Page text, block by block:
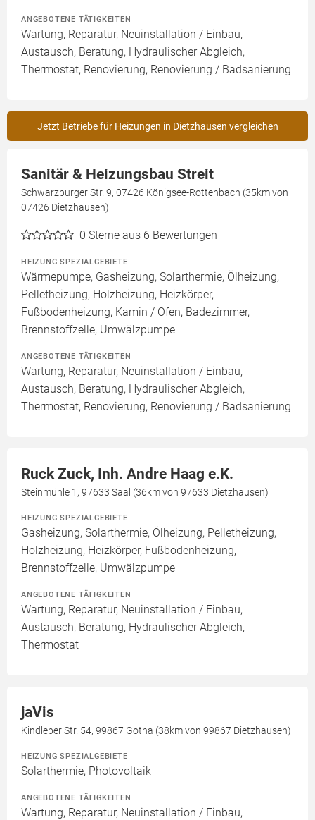
ANGEBOTENE TÄTIGKEITEN
Wartung, Reparatur, Neuinstallation / Einbau,
Austausch, Beratung, Hydraulischer Abgleich,
Thermostat, Renovierung, Renovierung / Badsanierung
Jetzt Betriebe für Heizungen in Dietzhausen vergleichen
Sanitär & Heizungsbau Streit
Schwarzburger Str. 9, 07426 Königsee-Rottenbach (35km von
07426 Dietzhausen)
0 Sterne aus 6 Bewertungen
HEIZUNG SPEZIALGEBIETE
Wärmepumpe, Gasheizung, Solarthermie, Ölheizung,
Pelletheizung, Holzheizung, Heizkörper,
Fußbodenheizung, Kamin / Ofen, Badezimmer,
Brennstoffzelle, Umwälzpumpe
ANGEBOTENE TÄTIGKEITEN
Wartung, Reparatur, Neuinstallation / Einbau,
Austausch, Beratung, Hydraulischer Abgleich,
Thermostat, Renovierung, Renovierung / Badsanierung
Ruck Zuck, Inh. Andre Haag e.K.
Steinmühle 1, 97633 Saal (36km von 97633 Dietzhausen)
HEIZUNG SPEZIALGEBIETE
Gasheizung, Solarthermie, Ölheizung, Pelletheizung,
Holzheizung, Heizkörper, Fußbodenheizung,
Brennstoffzelle, Umwälzpumpe
ANGEBOTENE TÄTIGKEITEN
Wartung, Reparatur, Neuinstallation / Einbau,
Austausch, Beratung, Hydraulischer Abgleich,
Thermostat
jaVis
Kindleber Str. 54, 99867 Gotha (38km von 99867 Dietzhausen)
HEIZUNG SPEZIALGEBIETE
Solarthermie, Photovoltaik
ANGEBOTENE TÄTIGKEITEN
Wartung, Reparatur, Neuinstallation / Einbau,